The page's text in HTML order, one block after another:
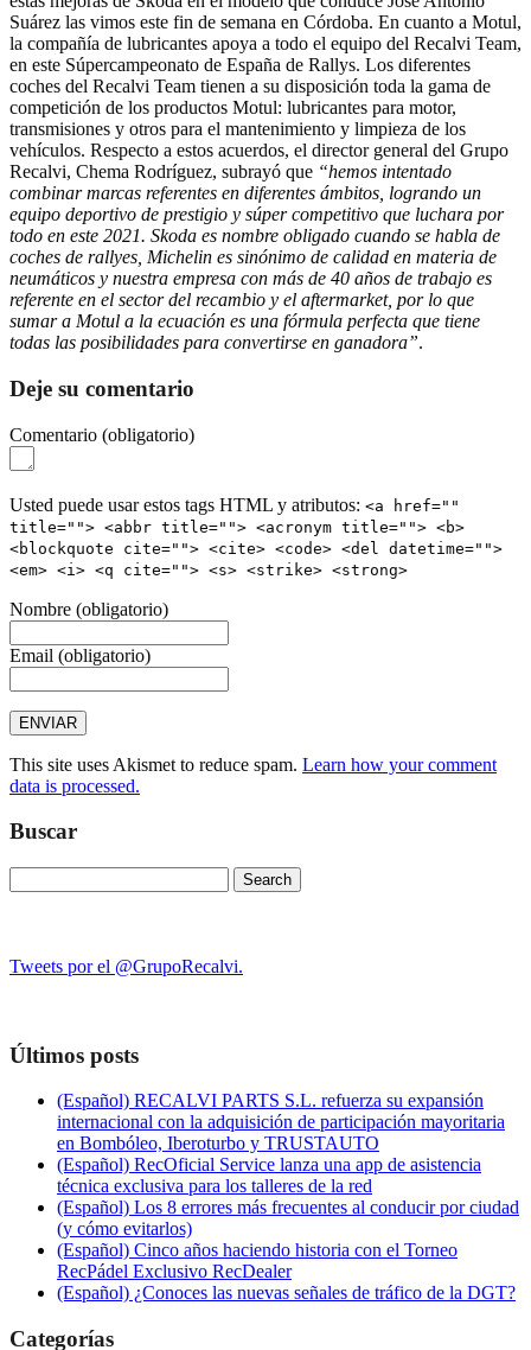
Suárez las vimos este fin de semana en Córdoba. En cuanto a Motul,
la compañía de lubricantes apoya a todo el equipo del Recalvi Team,
en este Súpercampeonato de España de Rallys. Los diferentes
coches del Recalvi Team tienen a su disposición toda la gama de
competición de los productos Motul: lubricantes para motor,
transmisiones y otros para el mantenimiento y limpieza de los
vehículos. Respecto a estos acuerdos, el director general del Grupo
Recalvi, Chema Rodríguez, subrayó que “hemos intentado
combinar marcas referentes en diferentes ámbitos, logrando un
equipo deportivo de prestigio y súper competitivo que luchara por
todo en este 2021. Skoda es nombre obligado cuando se habla de
coches de rallyes, Michelin es sinónimo de calidad en materia de
neumáticos y nuestra empresa con más de 40 años de trabajo es
referente en el sector del recambio y el aftermarket, por lo que
sumar a Motul a la ecuación es una fórmula perfecta que tiene
todas las posibilidades para convertirse en ganadora”.
Deje su comentario
Comentario (obligatorio)
Usted puede usar estos tags HTML y atributos: <a href=""
title=""> <abbr title=""> <acronym title=""> <b>
<blockquote cite=""> <cite> <code> <del datetime="">
<em> <i> <q cite=""> <s> <strike> <strong>
Nombre (obligatorio)
Email (obligatorio)
This site uses Akismet to reduce spam. Learn how your comment
data is processed.
Buscar
for:
Tweets por el @GrupoRecalvi.
Últimos posts
(Español) RECALVI PARTS S.L. refuerza su expansión
internacional con la adquisición de participación mayoritaria
en Bombóleo, Iberoturbo y TRUSTAUTO
(Español) RecOficial Service lanza una app de asistencia
técnica exclusiva para los talleres de la red
(Español) Los 8 errores más frecuentes al conducir por ciudad
(y cómo evitarlos)
(Español) Cinco años haciendo historia con el Torneo
RecPádel Exclusivo RecDealer
(Español) ¿Conoces las nuevas señales de tráfico de la DGT?
Categorías